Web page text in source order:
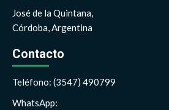
José de la Quintana,
Córdoba, Argentina
Contacto
Teléfono: (3547) 490799
WhatsApp: